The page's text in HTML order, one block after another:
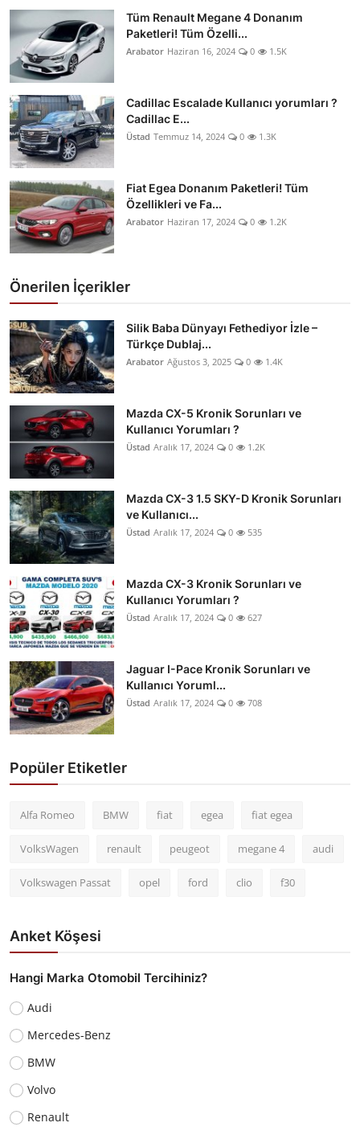
Tüm Renault Megane 4 Donanım
Paketleri! Tüm Özelli...
Arabator Haziran 16, 2024 0 1.5K
Cadillac Escalade Kullanıcı yorumları ?
Cadillac E...
Üstad Temmuz 14, 2024 0 1.3K
Fiat Egea Donanım Paketleri! Tüm
Özellikleri ve Fa...
Arabator Haziran 17, 2024 0 1.2K
Önerilen İçerikler
Silik Baba Dünyayı Fethediyor İzle –
Türkçe Dublaj...
Arabator Ağustos 3, 2025 0 1.4K
Mazda CX-5 Kronik Sorunları ve
Kullanıcı Yorumları ?
Üstad Aralık 17, 2024 0 1.2K
Mazda CX-3 1.5 SKY-D Kronik Sorunları
ve Kullanıcı...
Üstad Aralık 17, 2024 0 535
Mazda CX-3 Kronik Sorunları ve
Kullanıcı Yorumları ?
Üstad Aralık 17, 2024 0 627
Jaguar I-Pace Kronik Sorunları ve
Kullanıcı Yoruml...
Üstad Aralık 17, 2024 0 708
Popüler Etiketler
Alfa Romeo BMW fiat egea fiat egea
VolksWagen renault peugeot megane 4 audi
Volkswagen Passat opel ford clio f30
Anket Köşesi
Hangi Marka Otomobil Tercihiniz?
Audi
Mercedes-Benz
BMW
Volvo
Renault